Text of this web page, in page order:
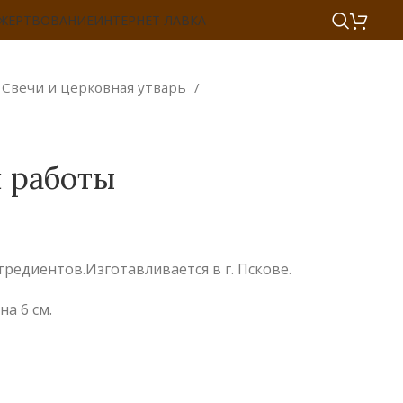
ИНТЕРНЕТ-ЛАВКА
Свечи и церковная утварь
в г. Пскове.
6 см.